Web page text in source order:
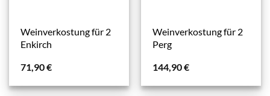
Weinverkostung für 2
Enkirch
71,90€
Weinverkostung für 2
Perg
144,90€